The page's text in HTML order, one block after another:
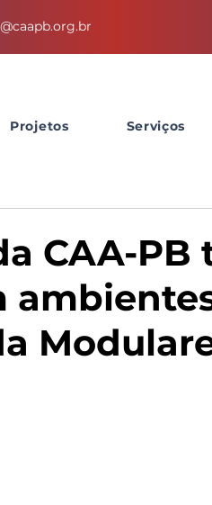
Projetos Serviços
CAA-PB